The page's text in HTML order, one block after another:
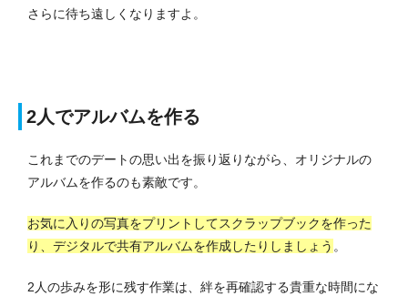
さらに待ち遠しくなりますよ。
2人でアルバムを作る
これまでのデートの思い出を振り返りながら、オリジナルの
アルバムを作るのも素敵です。
お気に入りの写真をプリントしてスクラップブックを作った
り、デジタルで共有アルバムを作成したりしましょう 。
2人の歩みを形に残す作業は、絆を再確認する貴重な時間にな